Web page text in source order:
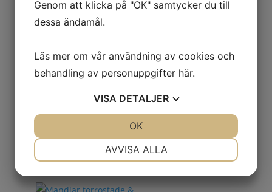
Valnötter
mjölkchoklad
Genom att klicka på "OK" samtycker du till
dessa ändamål.
Läs mer om vår användning av cookies och
behandling av personuppgifter här.
VISA DETALJER
MARKNADSFÖRING
AVVISA ALLA
OK